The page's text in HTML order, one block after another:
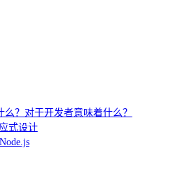
么？对于开发者意味着什么？
式设计